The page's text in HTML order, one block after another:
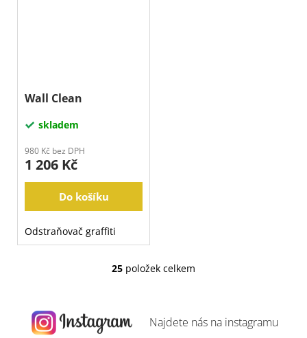
Wall Clean
skladem
980 Kč bez DPH
1 206 Kč
Do košíku
Odstraňovač graffiti
O
á
25 položek celkem
Najdete nás na instagramu